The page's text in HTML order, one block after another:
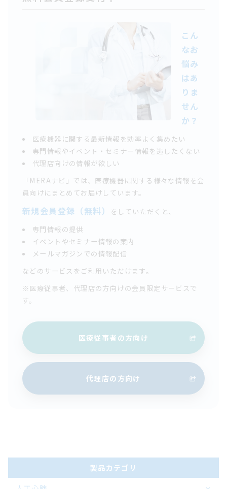
こん
なお
悩み
はあ
りま
せん
か？
医療機器に関する最新情報を効率よく集めたい
専門情報やイベント・セミナー情報を逃したくない
代理店向けの情報が欲しい
「MERAナビ」では、医療機器に関する様々な情報を会
員向けにまとめてお届けしています。
新規会員登録（無料）
をしていただくと、
専門情報の提供
イベントやセミナー情報の案内
メールマガジンでの情報配信
などのサービスをご利用いただけます。
※医療従事者、代理店の方向けの会員限定サービスで
す。
医療従事者の方向け
代理店の方向け
製品カテゴリ